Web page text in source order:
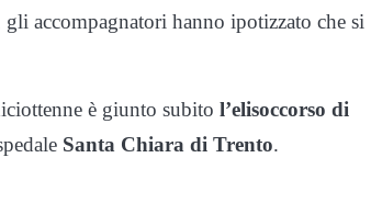
accompagnatori hanno ipotizzato che si
è giunto subito l’elisoccorso di
Santa Chiara di Trento.